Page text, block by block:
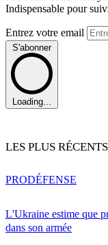
Indispensable pour
Entrez votre email
S'abonner
Loading...
LES PLUS RÉCENTS
L'Ukraine estime que
dans son armée
PRODÉFENSE